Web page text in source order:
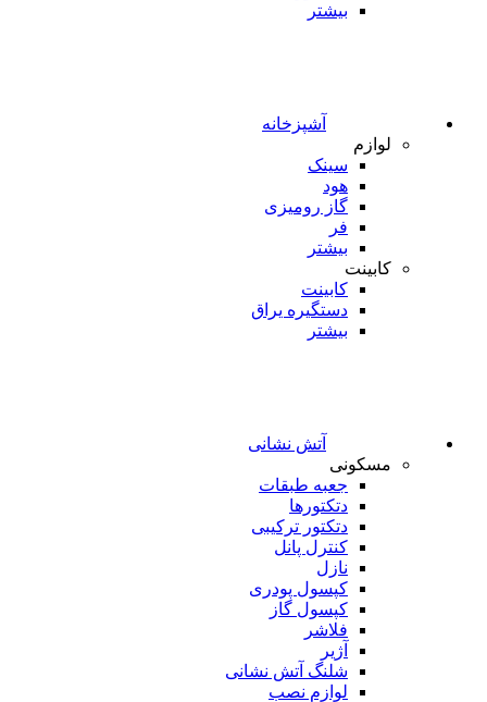
بیشتر
آشپزخانه
لوازم
سینک
هود
گاز رومیزی
فر
بیشتر
کابینت
کابینت
دستگیره یراق
بیشتر
آتش نشانی
مسکونی
جعبه طبقات
دتکتورها
دتکتور ترکیبی
کنترل پانل
نازل
کپسول پودری
کپسول گاز
فلاشر
آژیر
شلنگ آتش نشانی
لوازم نصب